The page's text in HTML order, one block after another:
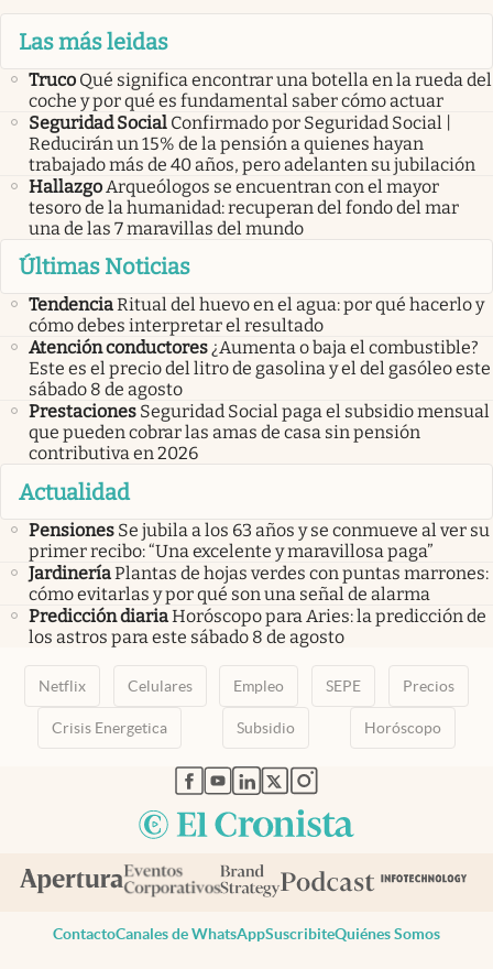
Las más leidas
Truco Qué significa encontrar una botella en la rueda del
coche y por qué es fundamental saber cómo actuar
Seguridad Social Confirmado por Seguridad Social |
Reducirán un 15% de la pensión a quienes hayan
trabajado más de 40 años, pero adelanten su jubilación
HallazgoArqueólogos se encuentran con el mayor
tesoro de la humanidad: recuperan del fondo del mar
una de las 7 maravillas del mundo
Últimas Noticias
TendenciaRitual del huevo en el agua: por qué hacerlo y
cómo debes interpretar el resultado
Atención conductores¿Aumenta o baja el combustible?
Este es el precio del litro de gasolina y el del gasóleo este
sábado 8 de agosto
Prestaciones Seguridad Social paga el subsidio mensual
que pueden cobrar las amas de casa sin pensión
contributiva en 2026
Actualidad
Pensiones Se jubila a los 63 años y se conmueve al ver su
primer recibo: “Una excelente y maravillosa paga”
JardineríaPlantas de hojas verdes con puntas marrones:
cómo evitarlas y por qué son una señal de alarma
Predicción diariaHoróscopo para Aries: la predicción de
los astros para este sábado 8 de agosto
Netflix Celulares Empleo SEPE Precios
Crisis Energetica Subsidio Horóscopo
abre en nueva pestaña
abre en nueva pestaña
abre en nueva pestaña
abre en nueva pestaña
abre en nueva pestaña
ContactoCanales de WhatsAppSuscribiteQuiénes Somos